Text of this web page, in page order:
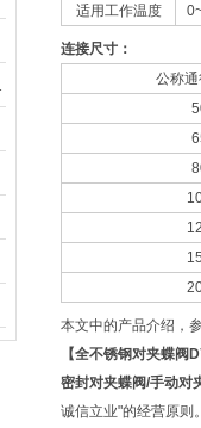
适用工作温度
连接尺寸：
公称
本文中的产品介绍，
【全不锈钢对夹蝶阀
密封对夹蝶阀/手动对
诚信立业"的经营原则